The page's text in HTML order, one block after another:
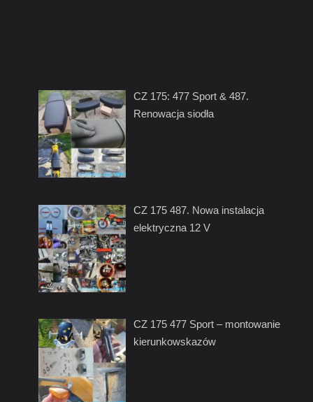
CZ 175: 477 Sport & 487.
Renowacja siodła
CZ 175 487. Nowa instalacja
elektryczna 12 V
CZ 175 477 Sport – montowanie
kierunkowskazów